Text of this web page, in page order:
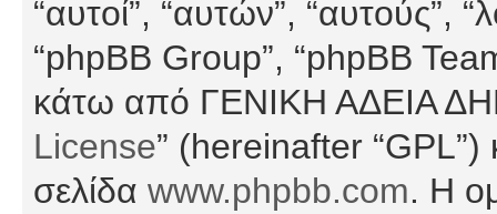
“αυτοί”, “αυτών”, “αυτούς”,
“phpBB Group”, “phpBB
κάτω από ΓΕΝΙΚΗ ΑΔΕΙΑ
License” (hereinafter “GPL”)
σελίδα www.phpbb.com. Η